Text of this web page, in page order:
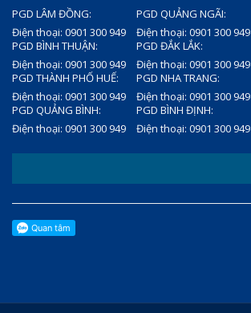
PGD LÂM ĐỒNG:
Điện thoại: 0901 300 949
PGD QUẢNG NGÃI:
Điện thoại: 0901 300 949
PGD BÌNH THUẬN:
Điện thoại: 0901 300 949
PGD ĐẮK LẮK:
Điện thoại: 0901 300 949
PGD THÀNH PHỐ HUẾ:
Điện thoại: 0901 300 949
PGD NHA TRANG:
Điện thoại: 0901 300 949
PGD QUẢNG BÌNH:
Điện thoại: 0901 300 949
PGD BÌNH ĐỊNH:
Điện thoại: 0901 300 949